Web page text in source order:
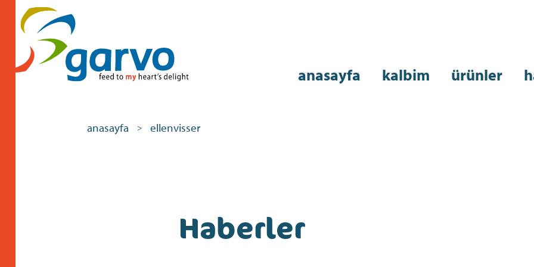
anasayfa kalbim ürünler
anasayfa > ellenvisser
Haberler